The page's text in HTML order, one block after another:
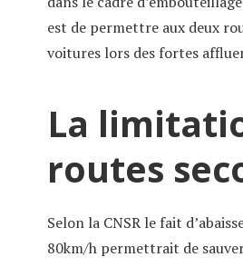
est de permettre aux deux
voitures lors des fortes
La
routes
Selon la CNSR le fait
80km/h permettrait de